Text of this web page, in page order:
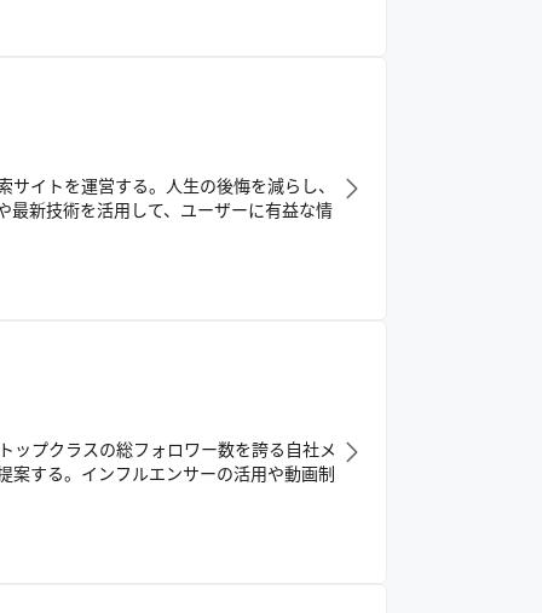
イトを運営する。人生の後悔を減らし、
最新技術を活用して、ユーザーに有益な情
ップクラスの総フォロワー数を誇る自社メ
案する。インフルエンサーの活用や動画制